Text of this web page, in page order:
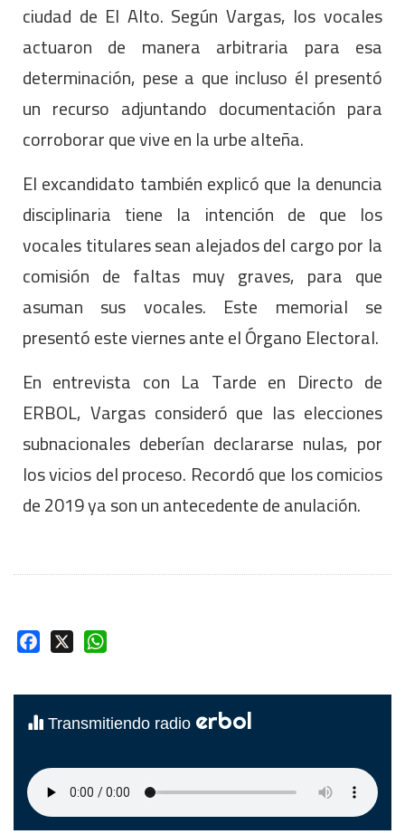
ciudad de El Alto. Según Vargas, los vocales
actuaron de manera arbitraria para esa
determinación, pese a que incluso él presentó
un recurso adjuntando documentación para
corroborar que vive en la urbe alteña.
El excandidato también explicó que la denuncia
disciplinaria tiene la intención de que los
vocales titulares sean alejados del cargo por la
comisión de faltas muy graves, para que
asuman sus vocales. Este memorial se
presentó este viernes ante el Órgano Electoral.
En entrevista con La Tarde en Directo de
ERBOL, Vargas consideró que las elecciones
subnacionales deberían declararse nulas, por
los vicios del proceso. Recordó que los comicios
de 2019 ya son un antecedente de anulación.
Facebook
Transmitiendo radio erbol